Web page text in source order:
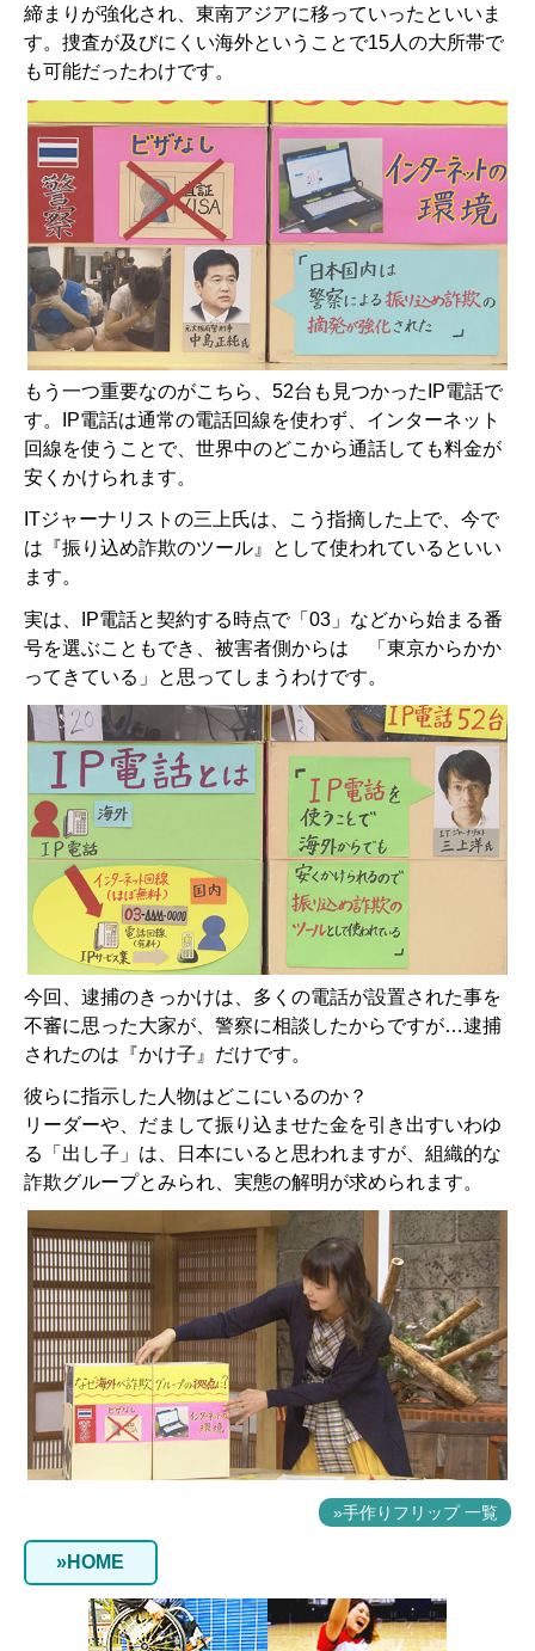
締まりが強化され、東南アジアに移っていったといいま
す。捜査が及びにくい海外ということで15人の大所帯で
も可能だったわけです。
もう一つ重要なのがこちら、52台も見つかったIP電話で
す。IP電話は通常の電話回線を使わず、インターネット
回線を使うことで、世界中のどこから通話しても料金が
安くかけられます。
ITジャーナリストの三上氏は、こう指摘した上で、今で
は『振り込め詐欺のツール』として使われているといい
ます。
実は、IP電話と契約する時点で「03」などから始まる番
号を選ぶこともでき、被害者側からは 「東京からかか
ってきている」と思ってしまうわけです。
今回、逮捕のきっかけは、多くの電話が設置された事を
不審に思った大家が、警察に相談したからですが…逮捕
されたのは『かけ子』だけです。
彼らに指示した人物はどこにいるのか？
リーダーや、だまして振り込ませた金を引き出すいわゆ
る「出し子」は、日本にいると思われますが、組織的な
詐欺グループとみられ、実態の解明が求められます。
»手作りフリップ 一覧
»HOME